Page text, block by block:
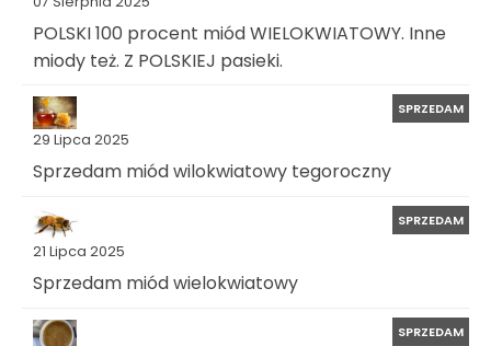
POLSKI 100 procent miód WIELOKWIATOWY. Inne
miody też. Z POLSKIEJ pasieki.
29 Lipca 2025
SPRZEDAM
Sprzedam miód wilokwiatowy tegoroczny
21 Lipca 2025
SPRZEDAM
Sprzedam miód wielokwiatowy
SPRZEDAM